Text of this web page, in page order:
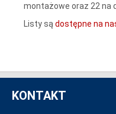
montażowe oraz 22 na
Listy są dostępne na
KONTAKT